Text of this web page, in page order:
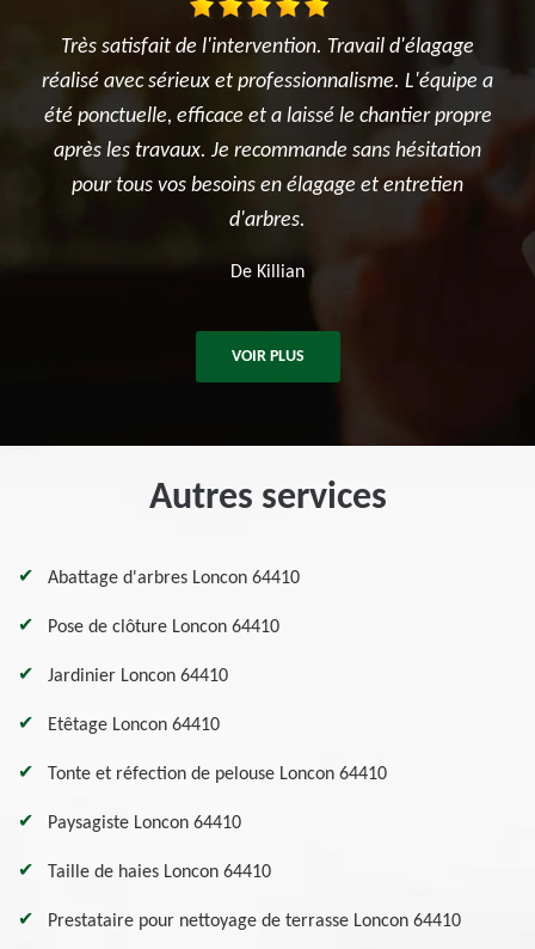
a
Je suis ravi des travaux réalisés dans mon jardin entre
l'élagage du cerisier, l'entretien des rosiers, la tonte
et surtout le terrassement et la création du jardin
potager. Je recommande sincèrement cette
entreprise.
VOIR PLUS
Autres services
Abattage d'arbres Loncon 64410
Pose de clôture Loncon 64410
Jardinier Loncon 64410
Etêtage Loncon 64410
Tonte et réfection de pelouse Loncon 64410
Paysagiste Loncon 64410
Taille de haies Loncon 64410
Prestataire pour nettoyage de terrasse Loncon 64410